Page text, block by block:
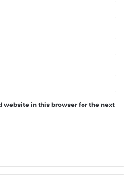
website in this browser for the next